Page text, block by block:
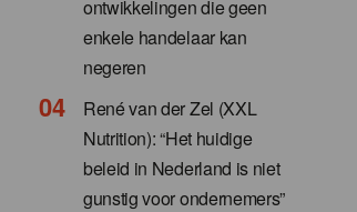
ontwikkelingen die geen
enkele handelaar kan
negeren
René van der Zel (XXL
Nutrition): “Het huidige
beleid in Nederland is niet
gunstig voor ondernemers”